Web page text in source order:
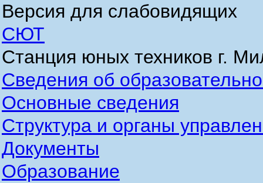
Версия для слабовидящих
СЮТ
Станция юных техников г.
Сведения об
Основные сведения
Структура и органы
Документы
Образование